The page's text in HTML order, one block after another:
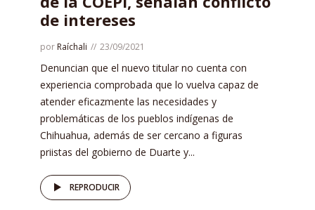
de intereses
por Raíchali 23/09/2021
Denuncian que el nuevo titular no cuenta con
experiencia comprobada que lo vuelva capaz de
atender eficazmente las necesidades y
problemáticas de los pueblos indígenas de
Chihuahua, además de ser cercano a figuras
priistas del gobierno de Duarte y...
REPRODUCIR